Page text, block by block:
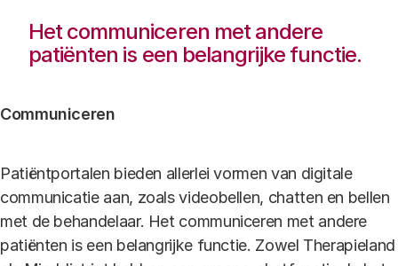
Het communiceren met andere
patiënten is een belangrijke functie.
Communiceren
Patiëntportalen bieden allerlei vormen van digitale
communicatie aan, zoals videobellen, chatten en bellen
met de behandelaar. Het communiceren met andere
patiënten is een belangrijke functie. Zowel Therapieland